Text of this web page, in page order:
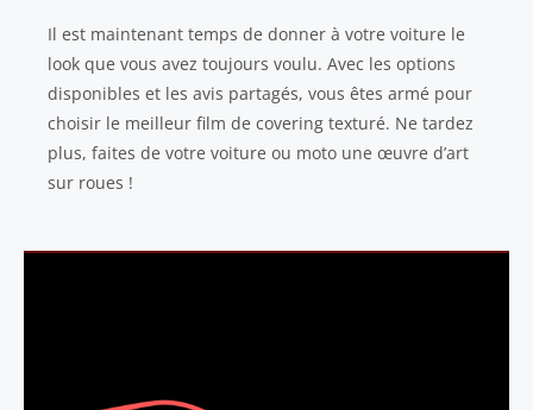
Il est maintenant temps de donner à votre voiture le
look que vous avez toujours voulu. Avec les options
disponibles et les avis partagés, vous êtes armé pour
choisir le meilleur film de covering texturé. Ne tardez
plus, faites de votre voiture ou moto une œuvre d’art
sur roues !